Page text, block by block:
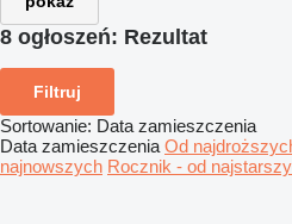
8 ogłoszeń: Rezultat
Filtruj
Sortowanie: Data zamieszczenia
Data zamieszczenia Od
najnowszych Rocznik - od